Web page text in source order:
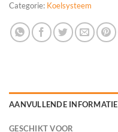
Categorie: Koelsysteem
AANVULLENDE INFORMATIE
GESCHIKT VOOR